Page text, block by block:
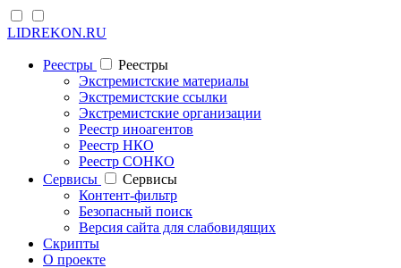
LIDREKON.RU
Реестры
Реестры
Экстремистские материалы
Экстремистские ссылки
Экстремистские организации
Реестр иноагентов
Реестр НКО
Реестр СОНКО
Cервисы
Cервисы
Контент-фильтр
Безопасный поиск
Версия сайта для слабовидящих
Скрипты
О проекте